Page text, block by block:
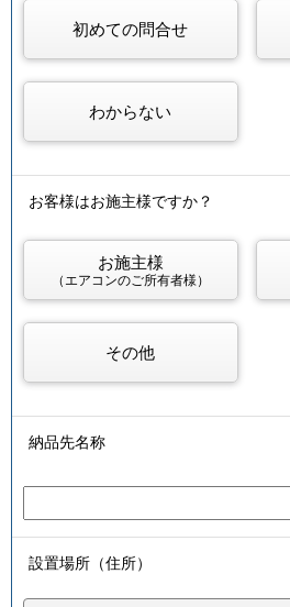
初めての問合せ
わからない
お客様はお施主様ですか？
お施主様
（エアコンのご所有者様）
その他
納品先名称
設置場所（住所）